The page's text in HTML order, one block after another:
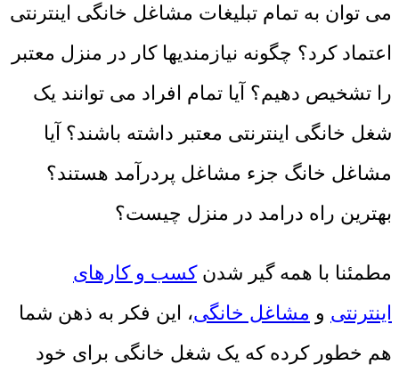
می توان به تمام تبلیغات مشاغل خانگی اینترنتی
اعتماد کرد؟ چگونه نیازمندیها کار در منزل معتبر
را تشخیص دهیم؟ آیا تمام افراد می توانند یک
شغل خانگی اینترنتی معتبر داشته باشند؟ آیا
مشاغل خانگ جزء مشاغل پردرآمد هستند؟
بهترین راه درامد در منزل چیست؟
مطمئنا با همه گیر شدنکسب و کارهای
اینترنتی و مشاغل خانگی، این فکر به ذهن شما
هم خطور کرده که یک شغل خانگی برای خود